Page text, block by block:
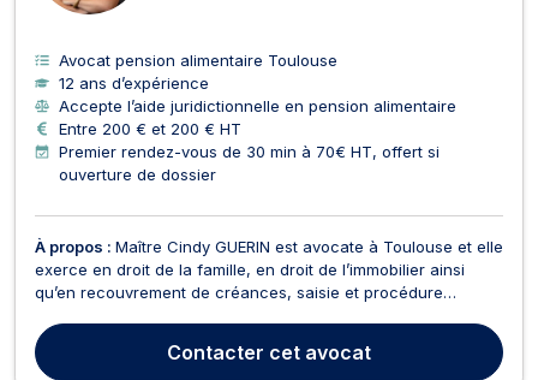
Avocat pension alimentaire Toulouse
12 ans d’expérience
Accepte l’aide juridictionnelle en pension alimentaire
Entre 200 € et 200 € HT
Premier rendez-vous de 30 min à 70€ HT, offert si
ouverture de dossier
À propos : Maître Cindy GUERIN est avocate à Toulouse et elle
exerce en droit de la famille, en droit de l’immobilier ainsi
qu’en recouvrement de créances, saisie et procédure
de la famille, des personnes et de leur patrimoine dans le
cadre des procédures de divorce par conse...
Contacter cet avocat